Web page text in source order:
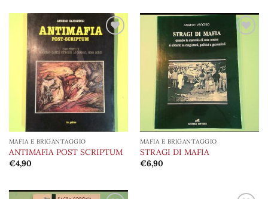
alla lista
dei
desideri
MAFIA E BRIGANTAGGIO
ANTIMAFIA POST SCRIPTUM
€4,90
Aggiungi
alla lista
dei
desideri
MAFIA E BRIGANTAGGIO
STRAGI DI MAFIA
€6,90